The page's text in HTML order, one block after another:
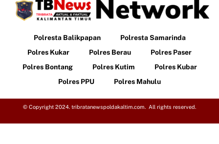
Polresta Balikpapan
Polresta Samarinda
Polres Kukar
Polres Berau
Polres Paser
Polres Bontang
Polres Kutim
Polres Kubar
Polres PPU
Polres Mahulu
© Copyright 2024. tribratanewspoldakaltim.com. All rights reserved.